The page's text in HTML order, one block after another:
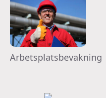
Arbetsplatsbevakning